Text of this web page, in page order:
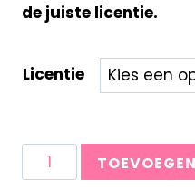
de juiste licentie.
Licentie